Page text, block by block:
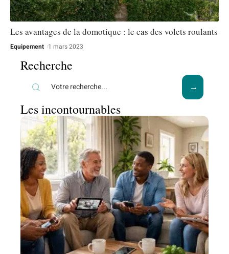
Les avantages de la domotique : le cas des volets roulants
Equipement 1 mars 2023
Recherche
Les incontournables